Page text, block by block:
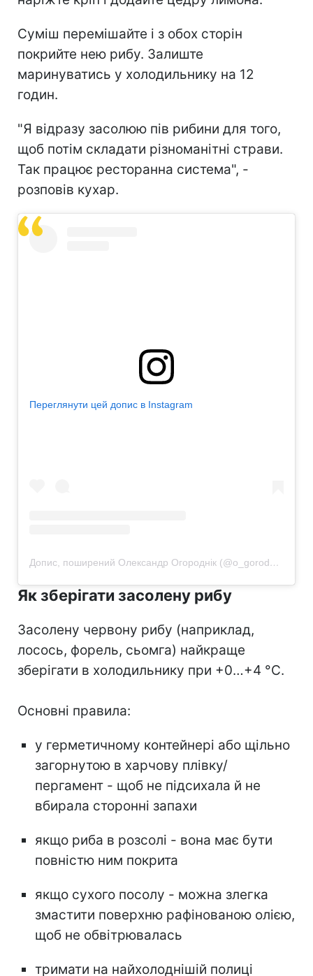
Суміш перемішайте і з обох сторін
покрийте нею рибу. Залиште
маринуватись у холодильнику на 12
годин.
"Я відразу засолюю пів рибини для того,
щоб потім складати різноманітні страви.
Так працює ресторанна система", -
розповів кухар.
Переглянути цей допис в Instagram
Допис, поширений Олександр Огороднік (@o_gorodnik)
Як зберігати засолену рибу
Засолену червону рибу (наприклад,
лосось, форель, сьомга) найкраще
зберігати в холодильнику при +0…+4 °C.
Основні правила:
у герметичному контейнері або щільно
загорнутою в харчову плівку/
пергамент - щоб не підсихала й не
вбирала сторонні запахи
якщо риба в розсолі - вона має бути
повністю ним покрита
якщо сухого посолу - можна злегка
змастити поверхню рафінованою олією,
щоб не обвітрювалась
тримати на найхолоднішій полиці